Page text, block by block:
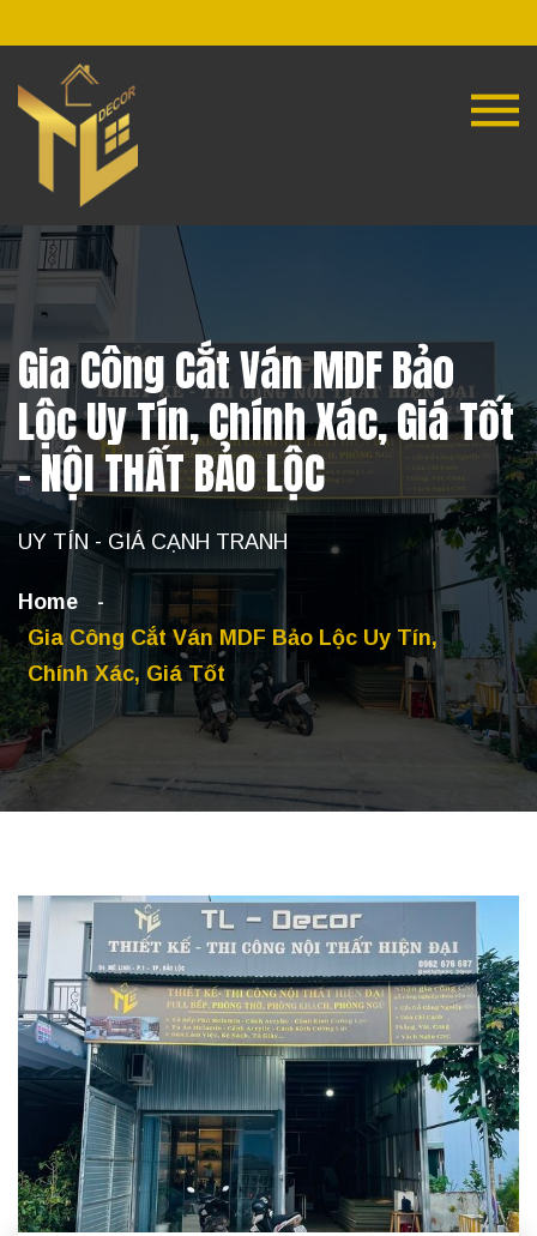
Gia Công Cắt Ván MDF Bảo
Lộc Uy Tín, Chính Xác, Giá Tốt
- NỘI THẤT BẢO LỘC
UY TÍN - GIÁ CẠNH TRANH
Home
Gia Công Cắt Ván MDF Bảo Lộc Uy Tín,
Chính Xác, Giá Tốt